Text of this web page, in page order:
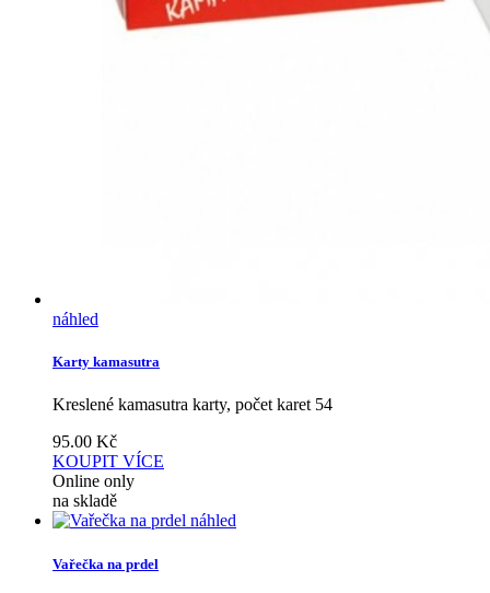
náhled
Karty kamasutra
Kreslené kamasutra karty, počet karet 54
95.00 Kč
KOUPIT VÍCE
Online only
na skladě
náhled
Vařečka na prdel